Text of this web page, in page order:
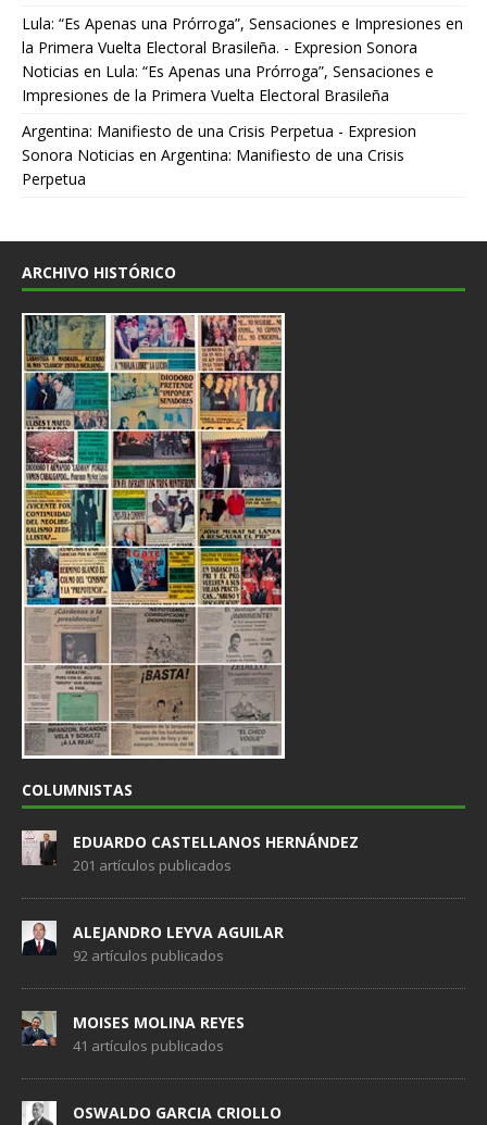
Lula: “Es Apenas una Prórroga”, Sensaciones e Impresiones en
la Primera Vuelta Electoral Brasileña. - Expresion Sonora
Noticias en Lula: “Es Apenas una Prórroga”, Sensaciones e
Impresiones de la Primera Vuelta Electoral Brasileña
Argentina: Manifiesto de una Crisis Perpetua - Expresion
Sonora Noticias en Argentina: Manifiesto de una Crisis
Perpetua
ARCHIVO HISTÓRICO
COLUMNISTAS
EDUARDO CASTELLANOS HERNÁNDEZ
201 artículos publicados
ALEJANDRO LEYVA AGUILAR
92 artículos publicados
MOISES MOLINA REYES
41 artículos publicados
OSWALDO GARCIA CRIOLLO